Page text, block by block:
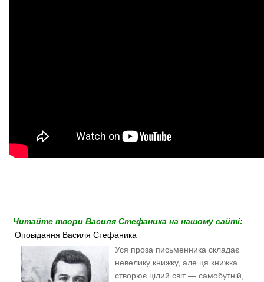
Читайте твори Василя Стефаника на нашому сайті:
Оповідання Василя Стефаника
Уся проза письменника складає
невелику книжку, але ця книжка
створює цілий світ — самобутній,